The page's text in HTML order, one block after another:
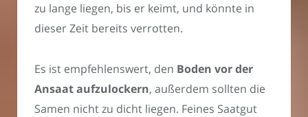
zu lange liegen, bis er keimt, und könnte in
dieser Zeit bereits verrotten.
Es ist empfehlenswert, den Boden vor der
Ansaat aufzulockern, außerdem sollten die
Samen nicht zu dicht liegen. Feines Saatgut